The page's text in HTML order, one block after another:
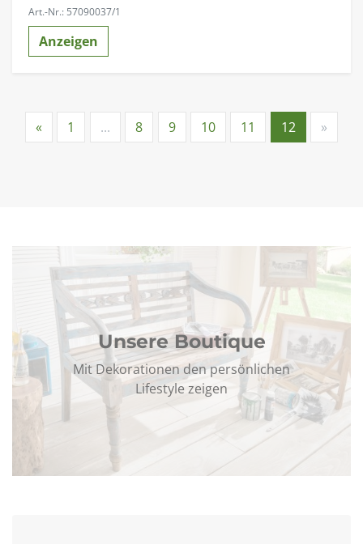
Art.-Nr.: 57090037/1
Anzeigen
« 1 ... 8 9 10 11 12 »
Unsere Boutique
Mit Dekorationen den persönlichen
Lifestyle zeigen